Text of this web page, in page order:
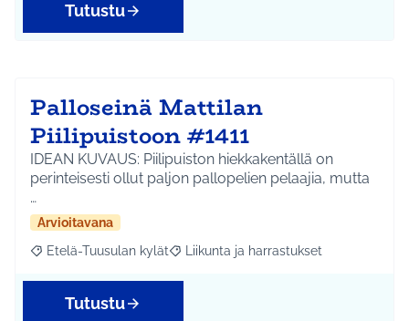
Tutustu
Palloseinä Mattilan
Piilipuistoon #1411
IDEAN KUVAUS: Piilipuiston hiekkakentällä on
perinteisesti ollut paljon pallopelien pelaajia, mutta
…
Arvioitavana
Rajaa tulokset aihepiirin mukaan: Etelä-Tuusulan kylät
Etelä-Tuusulan kylät Rajaa tulokset teeman mukaan:
Liikunta ja harrastukset
Tutustu